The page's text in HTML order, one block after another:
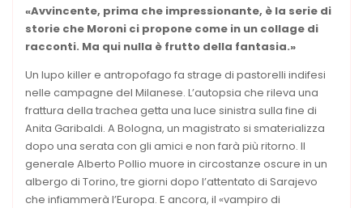
«Avvincente, prima che impressionante, è la serie di
storie che Moroni ci propone come in un collage di
racconti. Ma qui nulla è frutto della fantasia.»
Un lupo killer e antropofago fa strage di pastorelli indifesi
nelle campagne del Milanese. L’autopsia che rileva una
frattura della trachea getta una luce sinistra sulla fine di
Anita Garibaldi. A Bologna, un magistrato si smaterializza
dopo una serata con gli amici e non farà più ritorno. Il
generale Alberto Pollio muore in circostanze oscure in un
albergo di Torino, tre giorni dopo l’attentato di Sarajevo
che infiammerà l’Europa. E ancora, il «vampiro di